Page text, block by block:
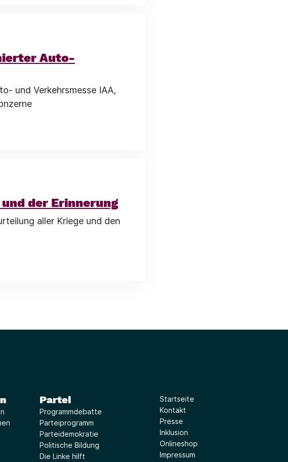
Auto-
und Verkehrsmesse IAA,
der Erinnerung
aller Kriege und den
Partei
Programmdebatte
Parteiprogramm
Parteidemokratie
Politische Bildung
Die Linke hilft
Startseite
Kontakt
Presse
Inklusion
Onlineshop
Impressum